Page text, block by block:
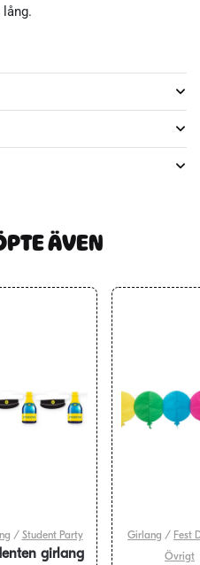
ÄVEN
/ Student Party
girlang
Girlang / Fest
Övrigt